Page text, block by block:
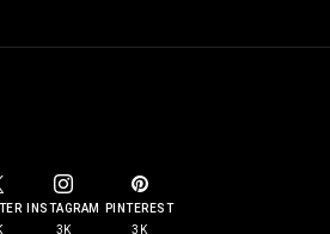
INSTAGRAM
3K
PINTEREST
3K